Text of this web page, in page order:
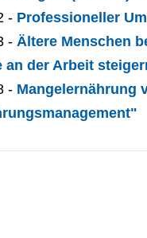
- Professioneller
-Ältere Menschen
an der Arbeit
- Mangelernährung